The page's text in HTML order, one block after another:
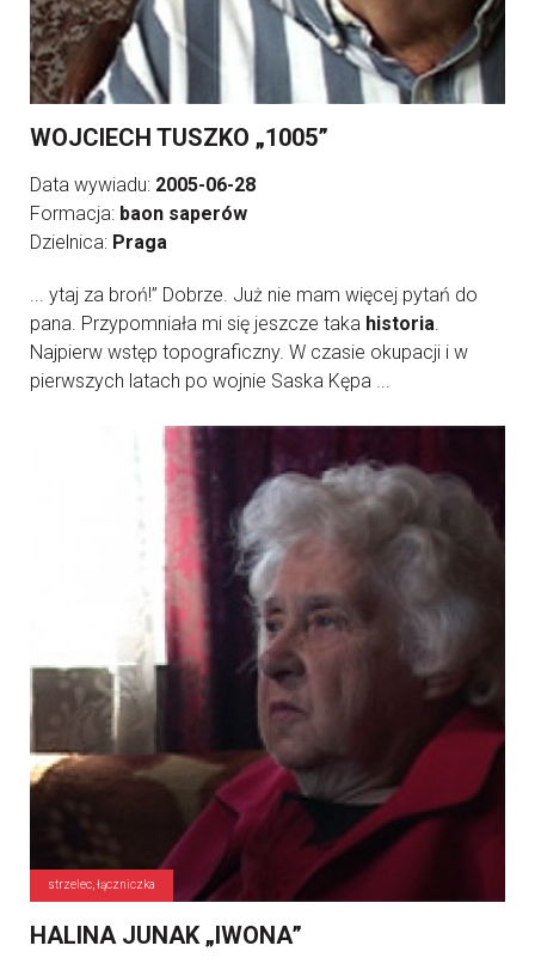
WOJCIECH TUSZKO „1005”
Data wywiadu: 2005-06-28
Formacja: baon saperów
Dzielnica: Praga
... ytaj za broń!” Dobrze. Już nie mam więcej pytań do
pana. Przypomniała mi się jeszcze taka historia.
Najpierw wstęp topograficzny. W czasie okupacji i w
pierwszych latach po wojnie Saska Kępa ...
strzelec, łączniczka
HALINA JUNAK „IWONA”